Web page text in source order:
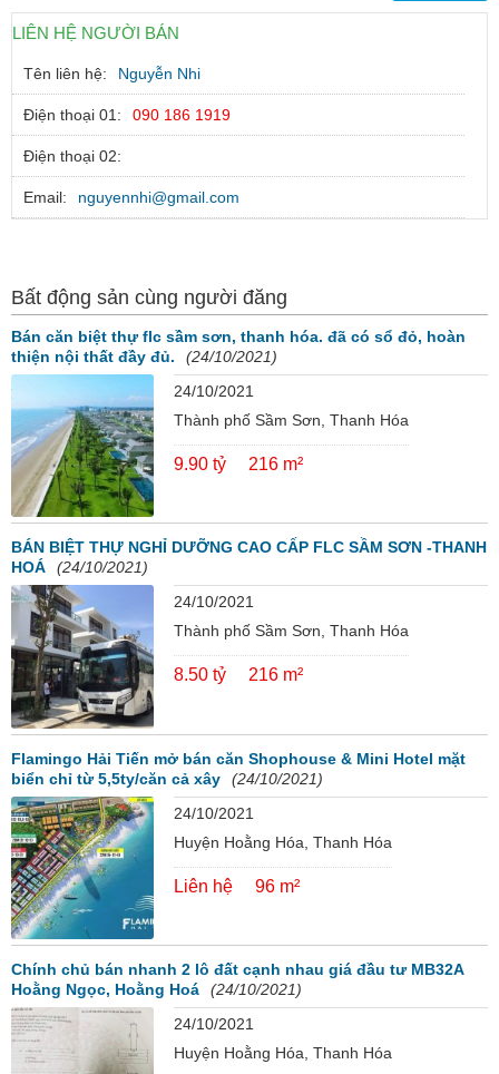
LIÊN HỆ NGƯỜI BÁN
Tên liên hệ: Nguyễn Nhi
Điện thoại 01: 090 186 1919
Điện thoại 02:
Email: nguyennhi@gmail.com
Bất động sản cùng người đăng
Bán căn biệt thự flc sầm sơn, thanh hóa. đã có sổ đỏ, hoàn
thiện nội thất đầy đủ.
(24/10/2021)
24/10/2021
Thành phố Sầm Sơn, Thanh Hóa
9.90 tỷ 216 m²
BÁN BIỆT THỰ NGHỈ DƯỠNG CAO CẤP FLC SẦM SƠN -THANH
HOÁ
(24/10/2021)
24/10/2021
Thành phố Sầm Sơn, Thanh Hóa
8.50 tỷ 216 m²
Flamingo Hải Tiến mở bán căn Shophouse & Mini Hotel mặt
biển chỉ từ 5,5ty/căn cả xây
(24/10/2021)
24/10/2021
Huyện Hoằng Hóa, Thanh Hóa
Liên hệ 96 m²
Chính chủ bán nhanh 2 lô đất cạnh nhau giá đầu tư MB32A
Hoằng Ngọc, Hoằng Hoá
(24/10/2021)
24/10/2021
Huyện Hoằng Hóa, Thanh Hóa